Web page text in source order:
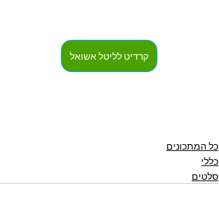
קרדיט לליטל אשואל
כל המתכונים
כללי
סלטים